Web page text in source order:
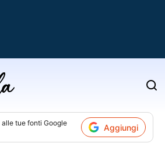
alle tue fonti Google
Aggiungi